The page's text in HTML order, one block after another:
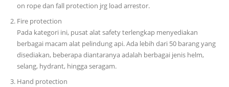
on rope dan fall protection jrg load arrestor.
Fire protection
Pada kategori ini, pusat alat safety terlengkap menyediakan
berbagai macam alat pelindung api. Ada lebih dari 50 barang yang
disediakan, beberapa diantaranya adalah berbagai jenis helm,
selang, hydrant, hingga seragam.
Hand protection